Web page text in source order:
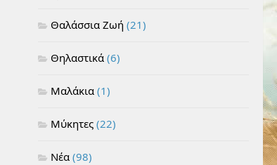
Θαλάσσια Ζωή (21)
Θηλαστικά (6)
Μαλάκια (1)
Μύκητες (22)
Νέα (98)